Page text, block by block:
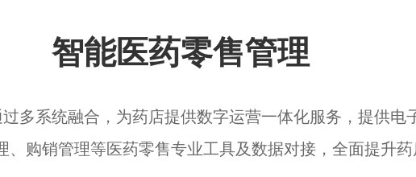
智能医药零售管理
多系统融合，为药店提供数字运营一体化服务，提供电
、购销管理等医药零售专业工具及数据对接，全面提升药